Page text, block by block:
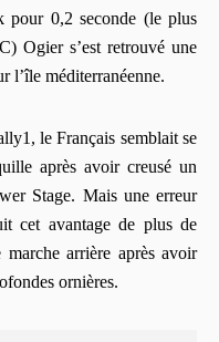
pour 0,2 seconde (le plus
Ogier s’est retrouvé une
l’île méditerranéenne.
le Français semblait se
après avoir creusé un
Stage. Mais une erreur
cet avantage de plus de
arrière après avoir
ornières.